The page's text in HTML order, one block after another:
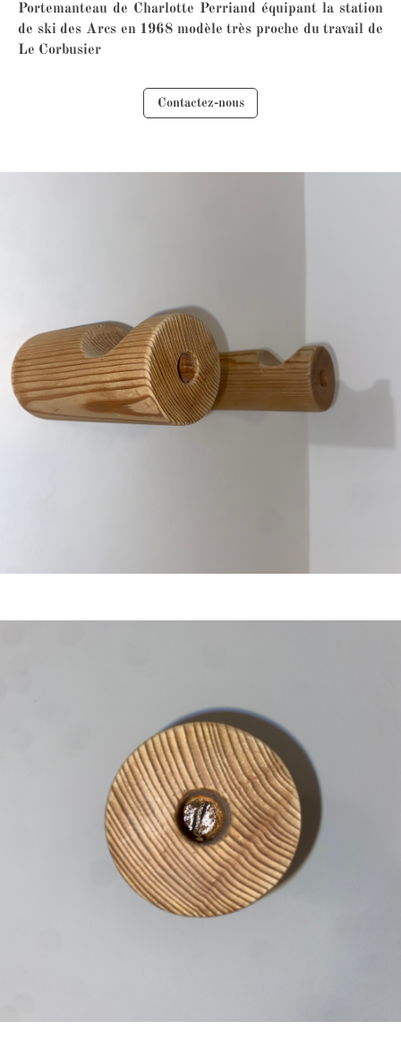
Portemanteau de Charlotte Perriand équipant la station
de ski des Arcs en 1968 modèle très proche du travail de
Le Corbusier
Contactez-nous